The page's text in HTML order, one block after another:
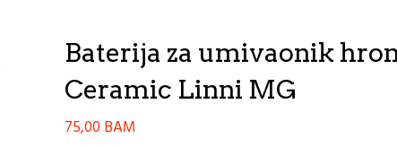
Baterija za umivaonik
Ceramic Linni MG
75,00 BAM